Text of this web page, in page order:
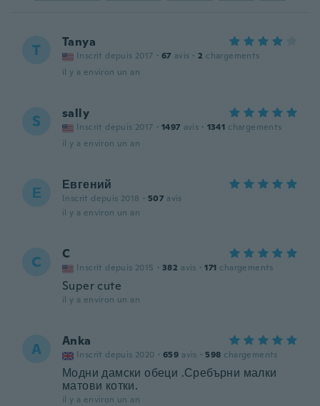
T Tanya
Inscrit depuis 2017 · 67 avis · 2 chargements
il y a environ un an
S sally
Inscrit depuis 2017 · 1497 avis · 1341 chargements
il y a environ un an
Е Евгений
Inscrit depuis 2018 · 507 avis
il y a environ un an
C C
Inscrit depuis 2015 · 382 avis · 171 chargements
Super cute
il y a environ un an
A Anka
Inscrit depuis 2020 · 659 avis · 598 chargements
Модни дамски обеци .Сребърни малки
матови котки.
il y a environ un an